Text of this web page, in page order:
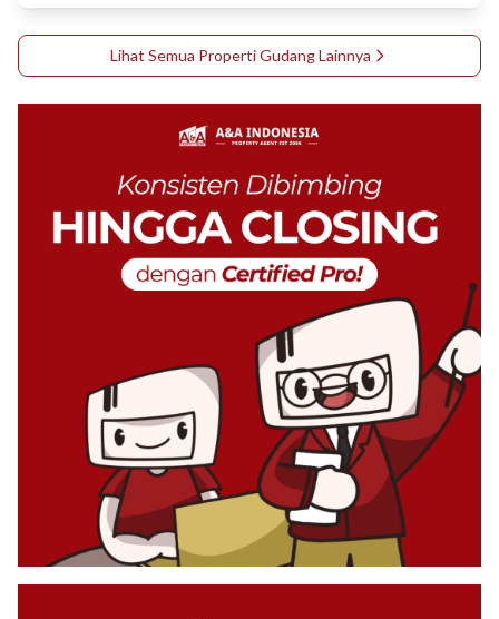
Lihat Semua PropertiGudangLainnya